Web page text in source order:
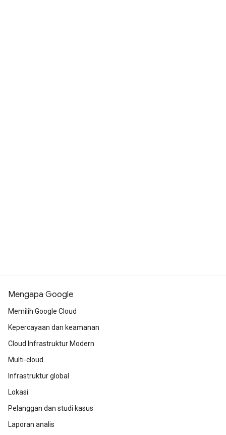
Mengapa Google
Memilih Google Cloud
Kepercayaan dan keamanan
Cloud Infrastruktur Modern
Multi-cloud
Infrastruktur global
Lokasi
Pelanggan dan studi kasus
Laporan analis